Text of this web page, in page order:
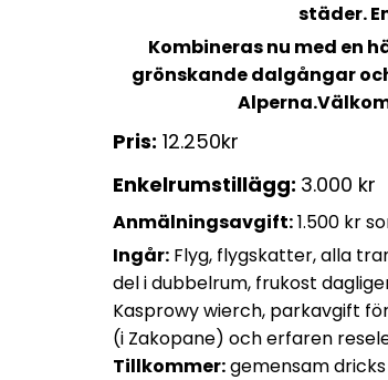
städer.
Kombineras nu med en
grönskande dalgångar
Pris: 12.250kr
Enkelrumstillägg: 3.000 kr
Anmälningsavgift:1.500 kr
Ingår: Flyg, flygskatter, alla
del i dubbelrum, frukost
Kasprowy wierch, parkavgift
(i Zakopane) och erfaren
Tillkommer:gemensam